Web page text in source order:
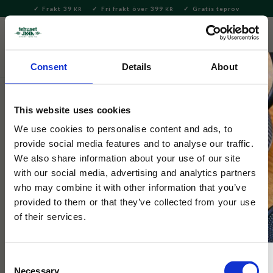
Consent Details About
This website uses cookies
We use cookies to personalise content and ads, to
provide social media features and to analyse our traffic.
We also share information about your use of our site
with our social media, advertising and analytics partners
who may combine it with other information that you’ve
provided to them or that they’ve collected from your use
of their services.
Necessary
Meny
Frakt 39 KR Fri frakt över 399 KR Gratis teprov
Servering & Dukning
Tokyo Design
Fujisakura Green Ramen Bowl 1L
Japansk skål, dekorerad med ljusrosa körsbärsblommor i ett
fint levande mönster till den grönblåa bakgrunden. Skålen har
ett vitt blommigt yttre.